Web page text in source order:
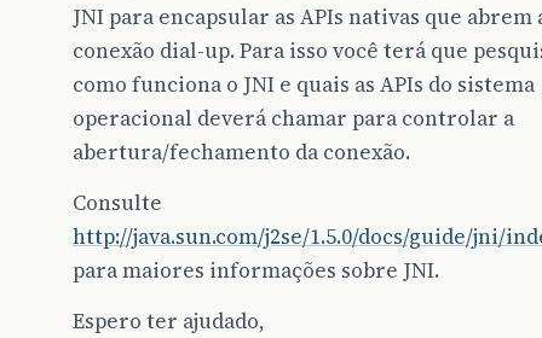
JNI para encapsular as APIs nativas que abrem
conexão dial-up. Para isso você terá que
como funciona o JNI e quais as APIs do sistema
operacional deverá chamar para controlar a
abertura/fechamento da conexão.
Consulte
http://java.sun.com/j2se/1.5.0/docs/guide/jni/
para maiores informações sobre JNI.
Espero ter ajudado,